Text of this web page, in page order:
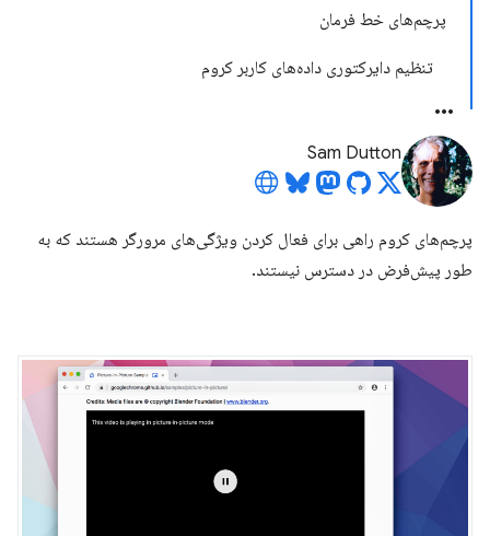
پرچم‌های خط فرمان
تنظیم دایرکتوری داده‌های کاربر کروم
Sam Dutton
پرچم‌های کروم راهی برای فعال کردن ویژگی‌های مرورگر هستند که به
طور پیش‌فرض در دسترس نیستند.